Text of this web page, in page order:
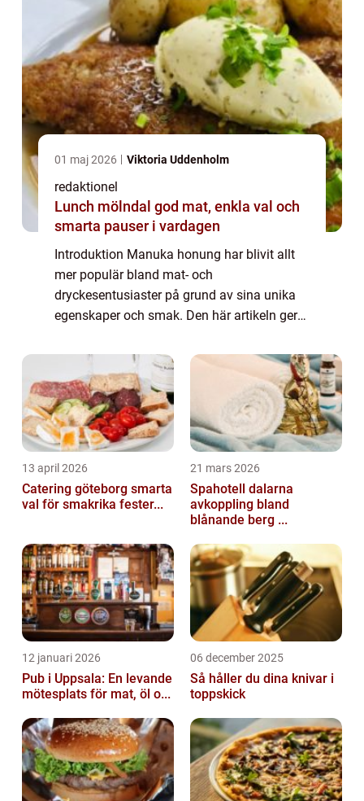
01 maj 2026 Viktoria Uddenholm
redaktionel
Lunch mölndal god mat, enkla val och
smarta pauser i vardagen
Introduktion Manuka honung har blivit allt
mer populär bland mat- och
dryckesentusiaster på grund av sina unika
egenskaper och smak. Den här artikeln ger
vad det är och varför det har blivit så
eftertraktat. V...
13 april 2026
Catering göteborg smarta
val för smakrika fester...
21 mars 2026
Spahotell dalarna
avkoppling bland
blånande berg ...
12 januari 2026
Pub i Uppsala: En levande
mötesplats för mat, öl o...
06 december 2025
Så håller du dina knivar i
toppskick